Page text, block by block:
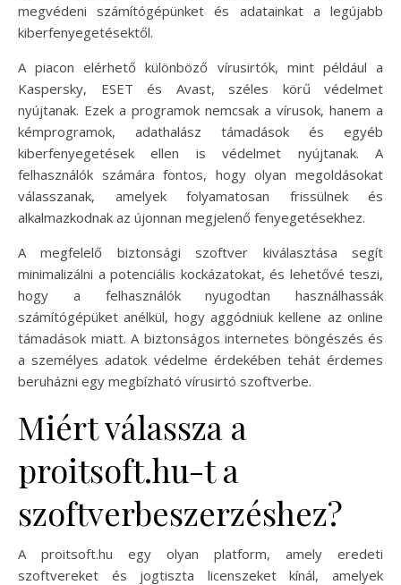
megvédeni számítógépünket és adatainkat a legújabb
kiberfenyegetésektől.
A piacon elérhető különböző vírusirtók, mint például a
Kaspersky, ESET és Avast, széles körű védelmet
nyújtanak. Ezek a programok nemcsak a vírusok, hanem a
kémprogramok, adathalász támadások és egyéb
kiberfenyegetések ellen is védelmet nyújtanak. A
felhasználók számára fontos, hogy olyan megoldásokat
válasszanak, amelyek folyamatosan frissülnek és
alkalmazkodnak az újonnan megjelenő fenyegetésekhez.
A megfelelő biztonsági szoftver kiválasztása segít
minimalizálni a potenciális kockázatokat, és lehetővé teszi,
hogy a felhasználók nyugodtan használhassák
számítógépüket anélkül, hogy aggódniuk kellene az online
támadások miatt. A biztonságos internetes böngészés és
a személyes adatok védelme érdekében tehát érdemes
beruházni egy megbízható vírusirtó szoftverbe.
Miért válassza a
proitsoft.hu-t a
szoftverbeszerzéshez?
A proitsoft.hu egy olyan platform, amely eredeti
szoftvereket és jogtiszta licenszeket kínál, amelyek